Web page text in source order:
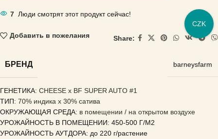
7 Люди смотрят этот продукт сейчас!
Добавить в пожелания Share:
БРЕНД barneysfarm
ГЕНЕТИКА: CHEESE x BF SUPER AUTO #1
ТИП: 70% индика x 30% сатива
ОКРУЖАЮЩАЯ СРЕДА: в помещении / на открытом воздухе
УРОЖАЙНОСТЬ В ПОМЕЩЕНИИ: 450-500 Г/М2
УРОЖАЙНОСТЬ АУТДОРА: до 220 г/растение
CZK